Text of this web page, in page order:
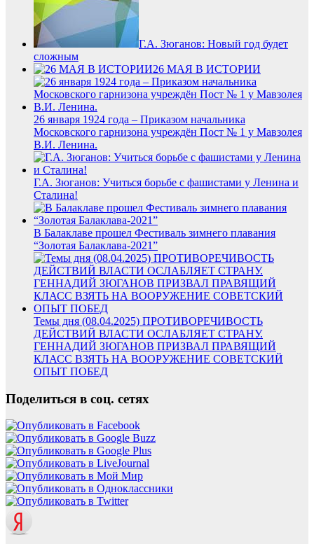
Г.А. Зюганов: Новый год будет
сложным
26 МАЯ В ИСТОРИИ
26 января 1924 года – Приказом начальника
Московского гарнизона учреждён Пост № 1 у Мавзолея
В.И. Ленина.
Г.А. Зюганов: Учиться борьбе с фашистами у Ленина и
Сталина!
В Балаклаве прошел Фестиваль зимнего плавания
“Золотая Балаклава-2021”
Темы дня (08.04.2025) ПРОТИВОРЕЧИВОСТЬ
ДЕЙСТВИЙ ВЛАСТИ ОСЛАБЛЯЕТ СТРАНУ.
ГЕННАДИЙ ЗЮГАНОВ ПРИЗВАЛ ПРАВЯЩИЙ
КЛАСС ВЗЯТЬ НА ВООРУЖЕНИЕ СОВЕТСКИЙ
ОПЫТ ПОБЕД
Поделиться в соц. сетях